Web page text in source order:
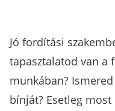
Jó fordítási
tapasztalatod van a
munkában?
bínját? Esetleg most